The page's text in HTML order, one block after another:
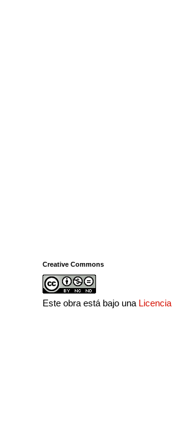
Creative Commons
Este obra está bajo una